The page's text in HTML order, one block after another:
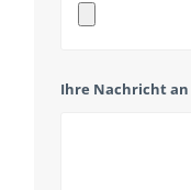
Ihre Nachricht an